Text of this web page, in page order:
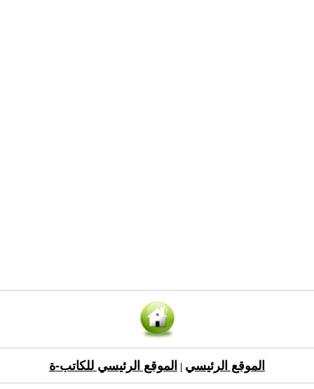
الموقع الرئيسي الموقع الرئيسي للكاتب-ة